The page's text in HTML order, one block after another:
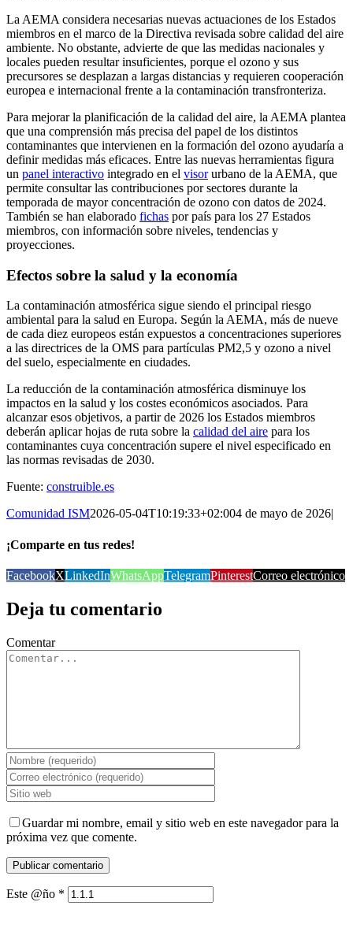
La AEMA considera necesarias nuevas actuaciones de los Estados
miembros en el marco de la Directiva revisada sobre calidad del aire
ambiente. No obstante, advierte de que las medidas nacionales y
locales pueden resultar insuficientes, porque el ozono y sus
precursores se desplazan a largas distancias y requieren cooperación
europea e internacional frente a la contaminación transfronteriza.
Para mejorar la planificación de la calidad del aire, la AEMA plantea
que una comprensión más precisa del papel de los distintos
contaminantes que intervienen en la formación del ozono ayudaría a
definir medidas más eficaces. Entre las nuevas herramientas figura
un panel interactivo integrado en el visorurbano de la AEMA, que
permite consultar las contribuciones por sectores durante la
temporada de mayor concentración de ozono con datos de 2024.
También se han elaborado fichas por país para los 27 Estados
miembros, con información sobre niveles, tendencias y
proyecciones.
Efectos sobre la salud y la economía
La contaminación atmosférica sigue siendo el principal riesgo
ambiental para la salud en Europa. Según la AEMA, más de nueve
de cada diez europeos están expuestos a concentraciones superiores
a las directrices de la OMS para partículas PM2,5 y ozono a nivel
del suelo, especialmente en ciudades.
La reducción de la contaminación atmosférica disminuye los
impactos en la salud y los costes económicos asociados. Para
alcanzar esos objetivos, a partir de 2026 los Estados miembros
deberán aplicar hojas de ruta sobre la calidad del aire para los
contaminantes cuya concentración supere el nivel especificado en
las normas revisadas de 2030.
Fuente: construible.es
Comunidad ISM2026-05-04T10:19:33+02:004 de mayo de 2026|
¡Comparte en tus redes!
FacebookXLinkedInWhatsAppTelegramPinterestCorreo electrónico
Deja tu comentario
Comentar
Guardar mi nombre, email y sitio web en este navegador para la
próxima vez que comente.
Este @ño *